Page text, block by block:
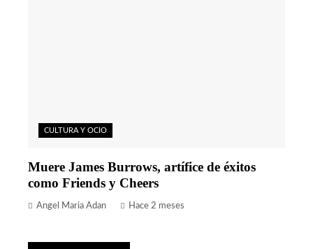
CULTURA Y OCIO
Muere James Burrows, artífice de éxitos
como Friends y Cheers
Angel Maria Adan Hace 2 meses